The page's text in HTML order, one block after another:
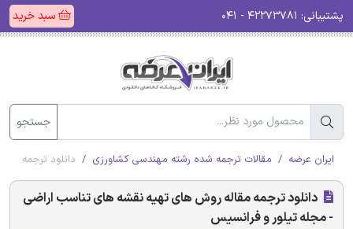
پشتیبانی: سبد خرید
جستجو
ایران عرضه مقالات ترجمه شده رشته مهندسی کشاورزی دانلود ترجمه
دانلود ترجمه مقاله روش های تهیه نقشه های تناسب اراضی
- مجله تیلور و فرانسیس